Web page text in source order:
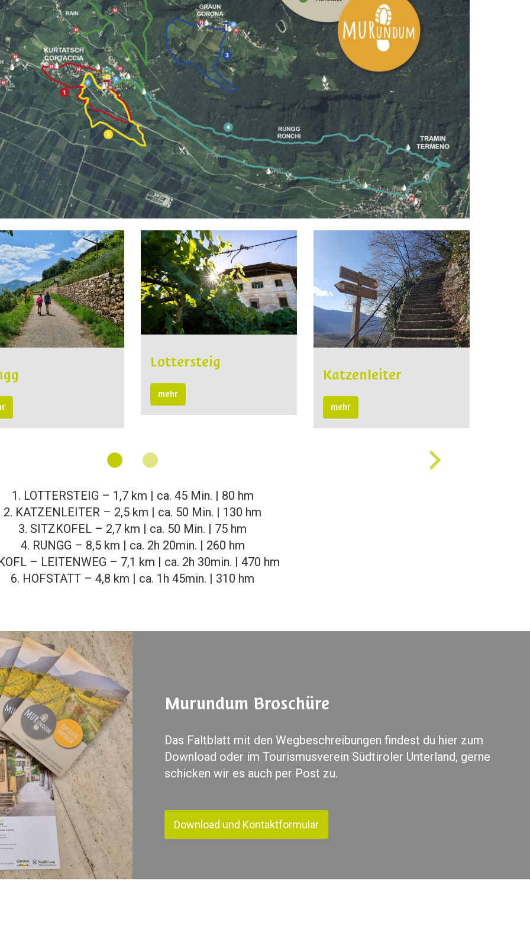
Lottersteig
mehr
Katzenleiter
mehr
1. LOTTERSTEIG – 1,7 km | ca. 45 Min. | 80 hm
2. KATZENLEITER – 2,5 km | ca. 50 Min. | 130 hm
3. SITZKOFEL – 2,7 km | ca. 50 Min. | 75 hm
4. RUNGG – 8,5 km | ca. 2h 20min. | 260 hm
– LEITENWEG – 7,1 km | ca. 2h 30min. | 470 hm
6. HOFSTATT – 4,8 km | ca. 1h 45min. | 310 hm
Murundum Broschüre
Das Faltblatt mit den Wegbeschreibungen findest du hier zum
Download oder im Tourismusverein Südtiroler Unterland, gerne
schicken wir es auch per Post zu.
Download und Kontaktformular